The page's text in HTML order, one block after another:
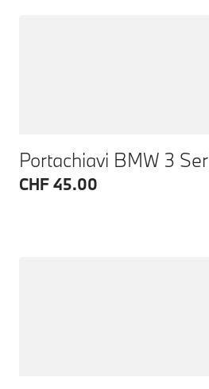
Portachiavi BMW 3
CHF 45.00